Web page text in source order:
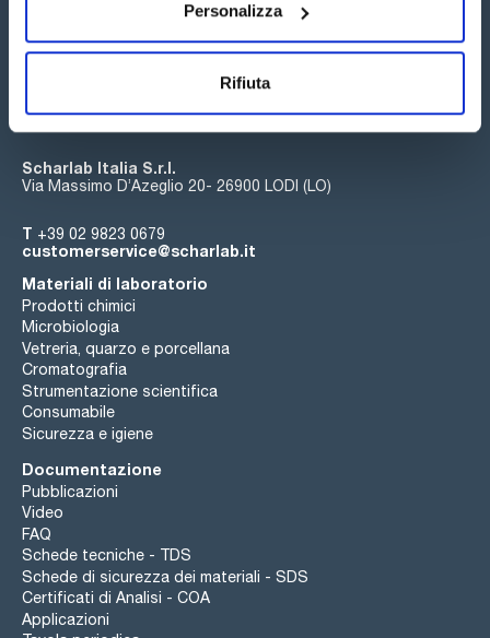
Personalizza
Rifiuta
Iscriviti alla Newsletter
Scharlab Italia S.r.l.
Via Massimo D’Azeglio 20- 26900 LODI (LO)
T +39 02 9823 0679
customerservice@scharlab.it
Materiali di laboratorio
Prodotti chimici
Microbiologia
Vetreria, quarzo e porcellana
Cromatografia
Strumentazione scientifica
Consumabile
Sicurezza e igiene
Documentazione
Pubblicazioni
Video
FAQ
Schede tecniche - TDS
Schede di sicurezza dei materiali - SDS
Certificati di Analisi - COA
Applicazioni